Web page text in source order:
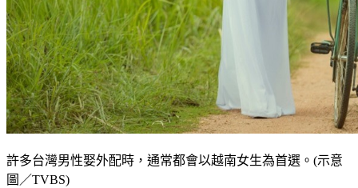
許多台灣男性娶外配時，通常都會以越南女生為首選。(示意
圖／TVBS)